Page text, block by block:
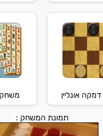
אונליין משחק
תמונת המשחק :